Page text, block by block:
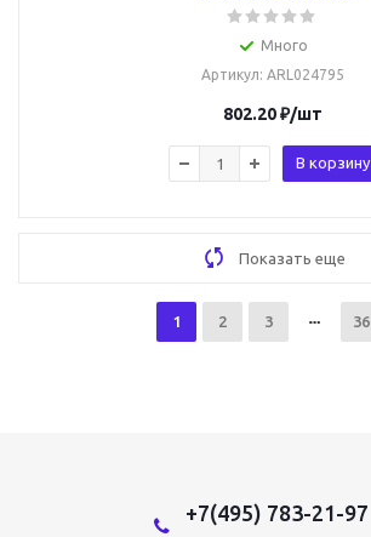
Много
Артикул: ARL024795
802.20₽/шт
В корзину
Показать еще
1 2 3 36
+7(495) 783-21-97